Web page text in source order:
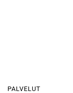
PALVELUT